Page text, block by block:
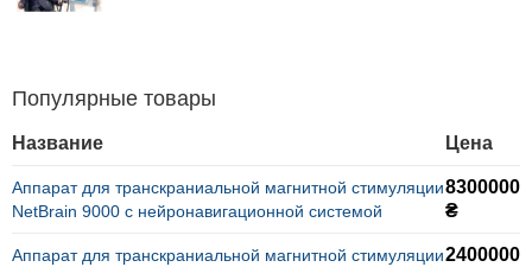
Популярные товары
Название Цена
Аппарат для транскраниальной магнитной стимуляции
NetBrain 9000 с нейронавигационной системой
8300000
₴
Аппарат для транскраниальной магнитной стимуляции2400000